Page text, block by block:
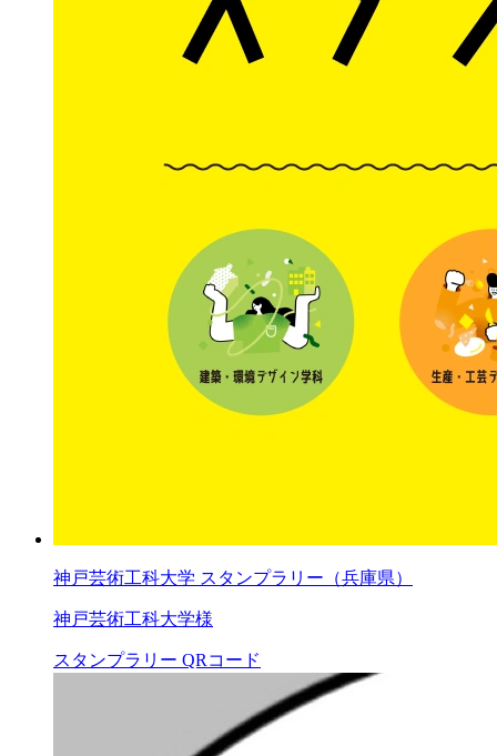
神戸芸術工科大学 スタンプラリー（兵庫県）
神戸芸術工科大学様
スタンプラリー QRコード